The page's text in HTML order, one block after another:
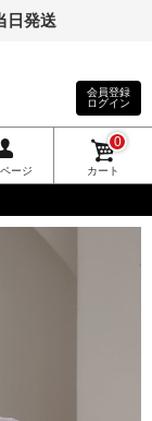
日発送
会員登録
ログイン
ージ カート
0